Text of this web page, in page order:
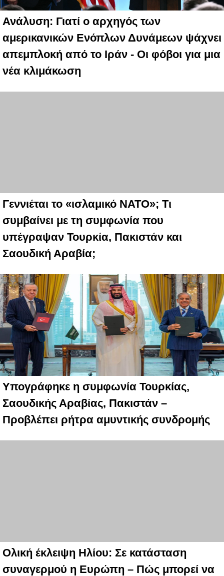
Ανάλυση: Γιατί ο αρχηγός των
αμερικανικών Ενόπλων Δυνάμεων ψάχνει
απεμπλοκή από το Ιράν - Οι φόβοι για μια
νέα κλιμάκωση
Γεννιέται το «ισλαμικό ΝΑΤΟ»; Τι
συμβαίνει με τη συμφωνία που
υπέγραψαν Τουρκία, Πακιστάν και
Σαουδική Αραβία;
Υπογράφηκε η συμφωνία Τουρκίας,
Σαουδικής Αραβίας, Πακιστάν –
Προβλέπει ρήτρα αμυντικής συνδρομής
Ολική έκλειψη Ηλίου: Σε κατάσταση
συναγερμού η Ευρώπη – Πώς μπορεί να